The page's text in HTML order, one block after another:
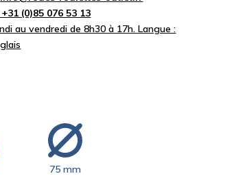
(0)85 076 53 13
au vendredi de 8h30 à 17h. Langue :
75 mm